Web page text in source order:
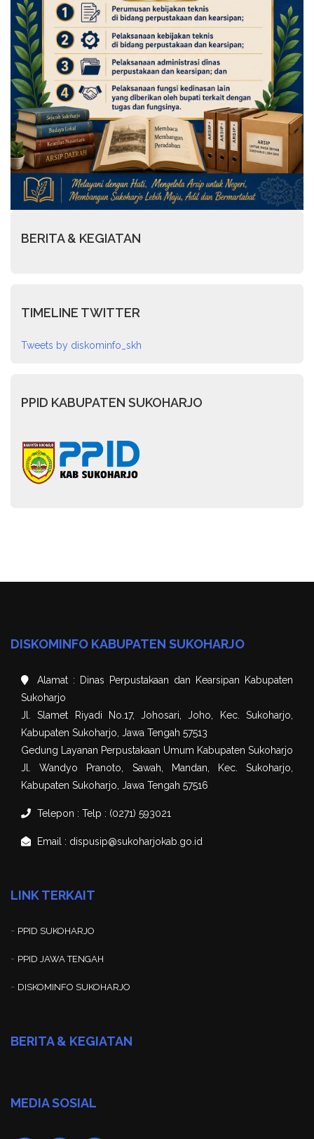
BERITA & KEGIATAN
TIMELINE TWITTER
Tweets by diskominfo_skh
PPID KABUPATEN SUKOHARJO
DISKOMINFO KABUPATEN SUKOHARJO
Alamat : Dinas Perpustakaan dan Kearsipan Kabupaten
Sukoharjo
Jl. Slamet Riyadi No.17, Johosari, Joho, Kec. Sukoharjo,
Kabupaten Sukoharjo, Jawa Tengah 57513
Gedung Layanan Perpustakaan Umum Kabupaten Sukoharjo
Jl. Wandyo Pranoto, Sawah, Mandan, Kec. Sukoharjo,
Kabupaten Sukoharjo, Jawa Tengah 57516
Telepon : Telp : (0271) 593021
Email : dispusip@sukoharjokab.go.id
LINK TERKAIT
- PPID SUKOHARJO
- PPID JAWA TENGAH
- DISKOMINFO SUKOHARJO
BERITA & KEGIATAN
MEDIA SOSIAL